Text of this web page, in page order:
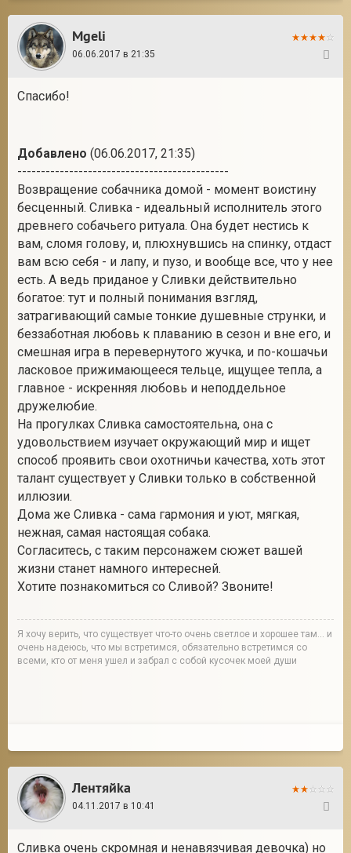
Mgeli
06.06.2017 в 21:35
Спасибо!
Добавлено (06.06.2017, 21:35)
---------------------------------------------
Возвращение собачника домой - момент воистину
бесценный. Сливка - идеальный исполнитель этого
древнего собачьего ритуала. Она будет нестись к
вам, сломя голову, и, плюхнувшись на спинку, отдаст
вам всю себя - и лапу, и пузо, и вообще все, что у нее
есть. А ведь приданое у Сливки действительно
богатое: тут и полный понимания взгляд,
затрагивающий самые тонкие душевные струнки, и
беззаботная любовь к плаванию в сезон и вне его, и
смешная игра в перевернутого жучка, и по-кошачьи
ласковое прижимающееся тельце, ищущее тепла, а
главное - искренняя любовь и неподдельное
дружелюбие.
На прогулках Сливка самостоятельна, она с
удовольствием изучает окружающий мир и ищет
способ проявить свои охотничьи качества, хоть этот
талант существует у Сливки только в собственной
иллюзии.
Дома же Сливка - сама гармония и уют, мягкая,
нежная, самая настоящая собака.
Согласитесь, с таким персонажем сюжет вашей
жизни станет намного интересней.
Хотите познакомиться со Сливой? Звоните!
Я хочу верить, что существует что-то очень светлое и хорошее там... и
очень надеюсь, что мы встретимся, обязательно встретимся со
всеми, кто от меня ушел и забрал с собой кусочек моей души
Лентяйkа
04.11.2017 в 10:41
Сливка очень скромная и ненавязчивая девочка) но